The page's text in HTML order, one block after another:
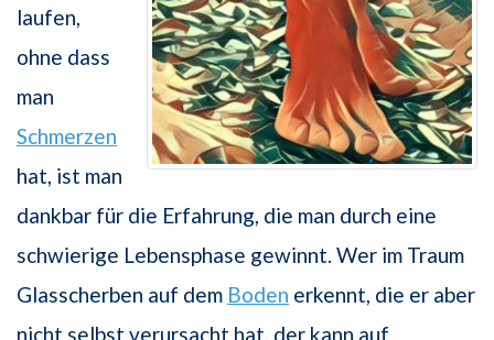
laufen,
ohne dass
man
Schmerzen
hat, ist man
dankbar für die Erfahrung, die man durch eine
schwierige Lebensphase gewinnt. Wer im Traum
Glasscherben auf dem Boden erkennt, die er aber
nicht selbst verursacht hat, der kann auf